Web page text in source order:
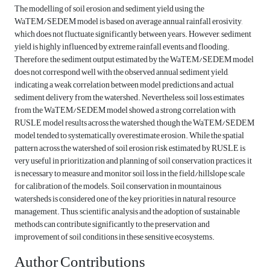
The modelling of soil erosion and sediment yield using the
WaTEM/SEDEM model is based on average annual rainfall erosivity,
which does not fluctuate significantly between years. However, sediment
yield is highly influenced by extreme rainfall events and flooding.
Therefore, the sediment output estimated by the WaTEM/SEDEM model
does not correspond well with the observed annual sediment yield,
indicating a weak correlation between model predictions and actual
sediment delivery from the watershed. Nevertheless, soil loss estimates
from the WaTEM/SEDEM model showed a strong correlation with
RUSLE model results across the watershed, though the WaTEM/SEDEM
model tended to systematically overestimate erosion. While the spatial
pattern across the watershed of soil erosion risk estimated by RUSLE is
very useful in prioritization and planning of soil conservation practices, it
is necessary to measure and monitor soil loss in the field/hillslope scale
for calibration of the models. Soil conservation in mountainous
watersheds is considered one of the key priorities in natural resource
management. Thus, scientific analysis and the adoption of sustainable
methods can contribute significantly to the preservation and
improvement of soil conditions in these sensitive ecosystems.